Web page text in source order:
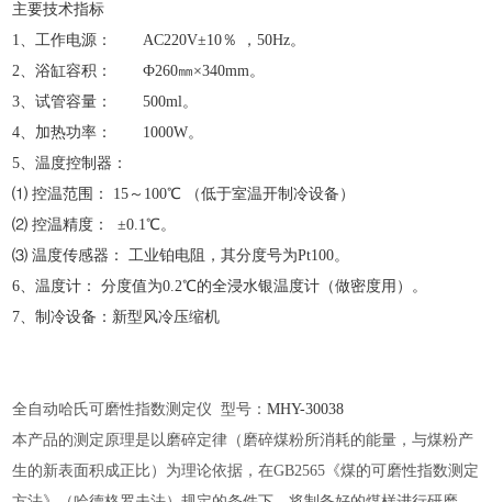
主要技术指标
1、工作电源： AC220V±10％ ，50Hz。
2、浴缸容积： Ф260㎜×340mm。
3、试管容量： 500ml。
4、加热功率： 1000W。
5、温度控制器：
⑴ 控温范围： 15～100℃ （低于室温开制冷设备）
⑵ 控温精度： ±0.1℃。
⑶ 温度传感器： 工业铂电阻，其分度号为Pt100。
6、温度计： 分度值为0.2℃的全浸水银温度计（做密度用）。
7、制冷设备：新型风冷压缩机
全自动哈氏可磨性指数测定仪 型号：MHY-30038
本产品的测定原理是以磨碎定律（磨碎煤粉所消耗的能量，与煤粉产
生的新表面积成正比）为理论依据，在GB2565《煤的可磨性指数测定